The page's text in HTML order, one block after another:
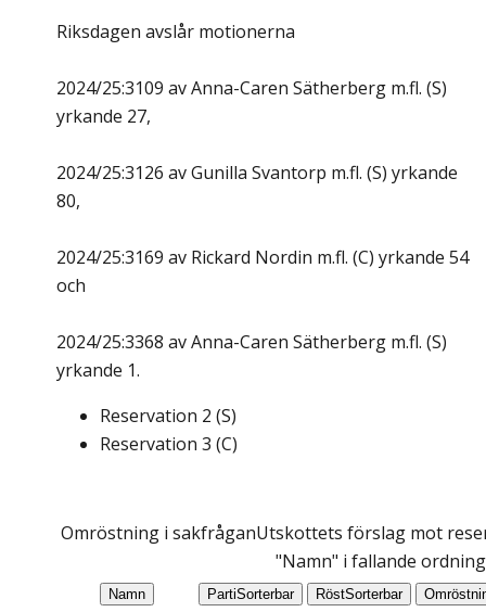
Riksdagen avslår motionerna
2024/25:3109 av Anna-Caren Sätherberg m.fl. (S)
yrkande 27,
2024/25:3126 av Gunilla Svantorp m.fl. (S) yrkande
80,
2024/25:3169 av Rickard Nordin m.fl. (C) yrkande 54
och
2024/25:3368 av Anna-Caren Sätherberg m.fl. (S)
yrkande 1.
Reservation 2 (S)
Reservation 3 (C)
Omröstning i sakfråganUtskottets förslag mot
"Namn" i fallande ordning
Namn PartiSorterbar RöstSorterbar